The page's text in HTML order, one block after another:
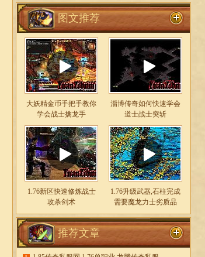
图文推荐
大妖精金币手把手教你
学会战士擒龙手
淄博传奇如何快速学会
道士战士突斩
1.76新区快速修炼战士
攻杀剑术
1.76升级武器,石柱完成
需要魔龙力士劣质品
推荐文章